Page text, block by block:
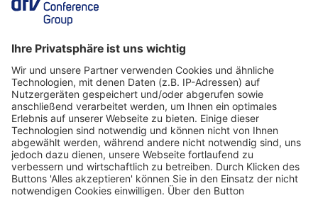
24./25. November 2026
Rheingoldhalle
Mainz
Veranstalter
dfv Conference Group GmbH